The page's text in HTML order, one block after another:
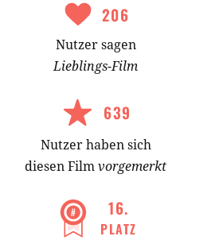
206
Nutzersagen
Lieblings-Film
639
Nutzerhabensich
diesen Filmvorgemerkt
16.
PLATZ